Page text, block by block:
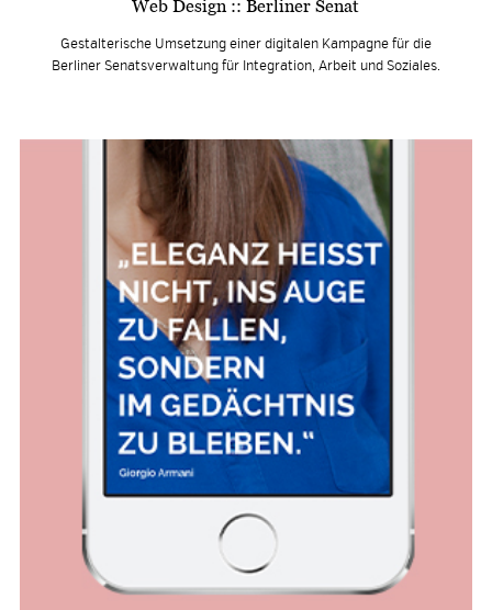
Web Design :: Berliner Senat
Gestalterische Umsetzung einer digitalen Kampagne für die
Berliner Senatsverwaltung für Integration, Arbeit und Soziales.